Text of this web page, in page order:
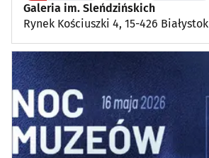
Galeria im. Sleńdzińskich
Rynek Kościuszki 4, 15-426 Białystok